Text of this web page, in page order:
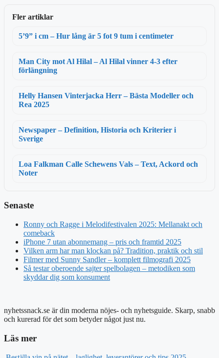
Fler artiklar
5’9” i cm – Hur lång är 5 fot 9 tum i centimeter
Man City mot Al Hilal – Al Hilal vinner 4-3 efter
förlängning
Helly Hansen Vinterjacka Herr – Bästa Modeller och
Rea 2025
Newspaper – Definition, Historia och Kriterier i
Sverige
Loa Falkman Calle Schewens Vals – Text, Ackord och
Noter
Senaste
Ronny och Ragge i Melodifestivalen 2025: Mellanakt och
comeback
iPhone 7 utan abonnemang – pris och framtid 2025
Vilken arm har man klockan på? Tradition, praktik och stil
Filmer med Sunny Sandler – komplett filmografi 2025
Så testar oberoende sajter spelbolagen – metodiken som
skyddar dig som konsument
nyhetssnack.se är din moderna nöjes- och nyhetsguide. Skarp, snabb
och kurerad för det som betyder något just nu.
Läs mer